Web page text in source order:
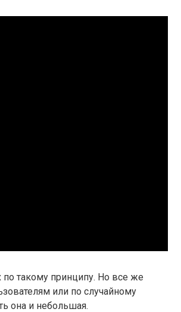
такому принципу. Но все же
или по случайному
она и небольшая.